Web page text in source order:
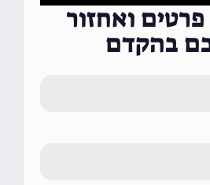
ואחזור
בהקדם